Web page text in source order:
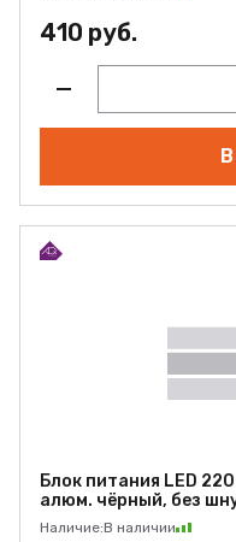
410 руб.
Блок питания LED
алюм. чёрный, без
Наличие:В наличии